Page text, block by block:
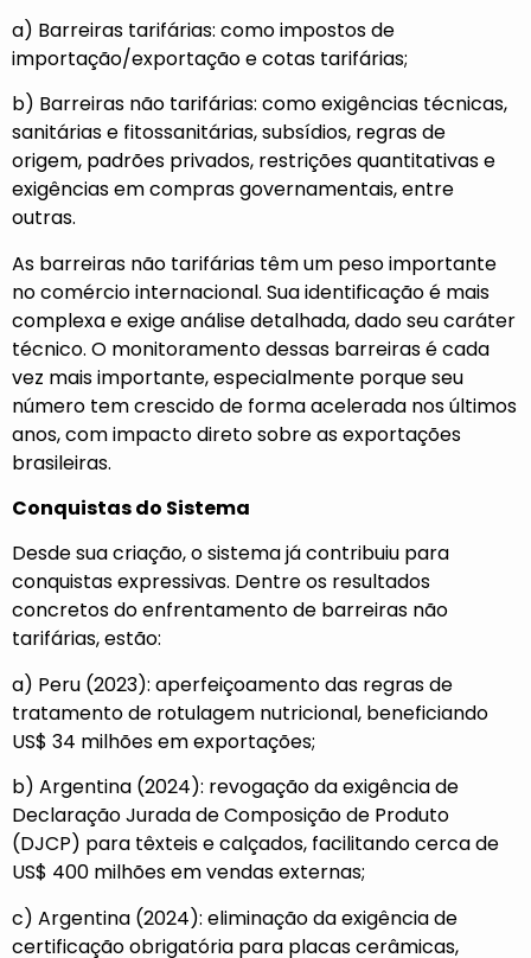
a) Barreiras tarifárias: como impostos de
importação/exportação e cotas tarifárias;
b) Barreiras não tarifárias: como exigências técnicas,
sanitárias e fitossanitárias, subsídios, regras de
origem, padrões privados, restrições quantitativas e
exigências em compras governamentais, entre
outras.
As barreiras não tarifárias têm um peso importante
no comércio internacional. Sua identificação é mais
complexa e exige análise detalhada, dado seu caráter
técnico. O monitoramento dessas barreiras é cada
vez mais importante, especialmente porque seu
número tem crescido de forma acelerada nos últimos
anos, com impacto direto sobre as exportações
brasileiras.
Conquistas do Sistema
Desde sua criação, o sistema já contribuiu para
conquistas expressivas. Dentre os resultados
concretos do enfrentamento de barreiras não
tarifárias, estão:
a) Peru (2023): aperfeiçoamento das regras de
tratamento de rotulagem nutricional, beneficiando
US$ 34 milhões em exportações;
b) Argentina (2024): revogação da exigência de
Declaração Jurada de Composição de Produto
(DJCP) para têxteis e calçados, facilitando cerca de
US$ 400 milhões em vendas externas;
c) Argentina (2024): eliminação da exigência de
certificação obrigatória para placas cerâmicas,